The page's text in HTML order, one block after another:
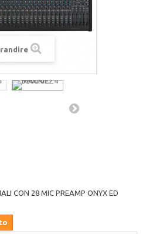
CON 28 MIC PREAMP ONYX ED